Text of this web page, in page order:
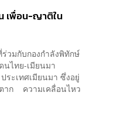
เพื่อน-ญาติใน
วมกับกองกำลังพิทักษ์
นไทย-เมียนมา
ระเทศเมียนมา ซึ่งอยู่
าก ความเคลื่อนไหว